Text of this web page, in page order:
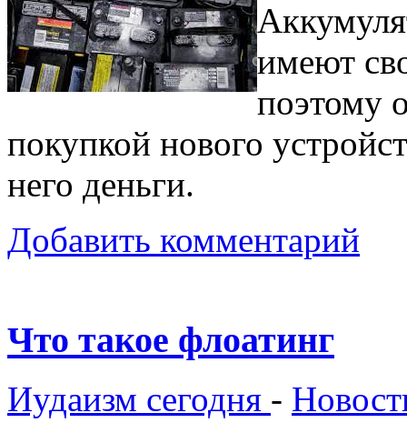
имеют
поэтому
покупкой нового
него деньги.
Добавить комментарий
Что такое флоатинг
Иудаизм сегодня -